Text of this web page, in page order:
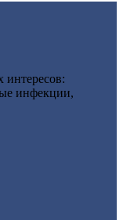
интересов:
инфекции,